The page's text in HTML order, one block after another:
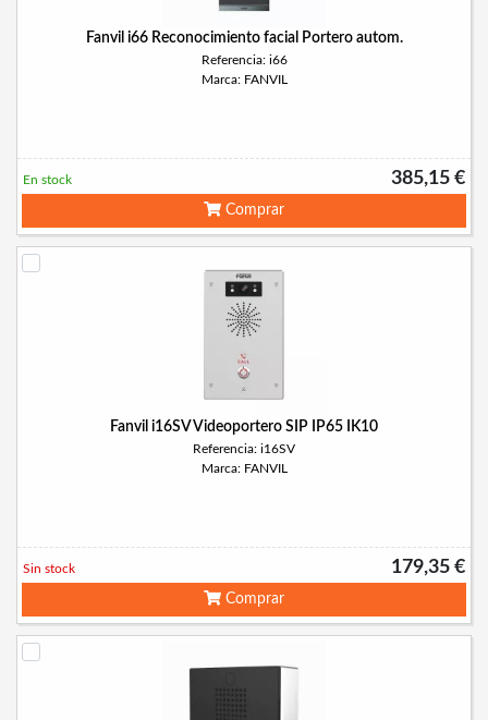
Fanvil i66 Reconocimiento facial Portero autom.
Referencia: i66
Marca: FANVIL
385,15 €
En stock
Comprar
Fanvil i16SV Videoportero SIP IP65 IK10
Referencia: i16SV
Marca: FANVIL
179,35 €
Sin stock
Comprar